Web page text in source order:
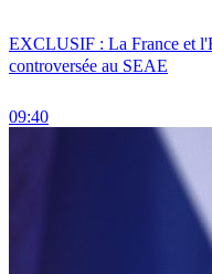
EXCLUSIF : La France et
controversée au SEAE
09:40